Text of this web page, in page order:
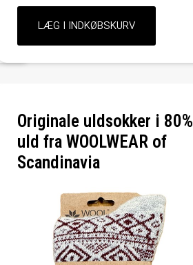
Originale uldsokker i 80%
uld fra WOOLWEAR of
Scandinavia